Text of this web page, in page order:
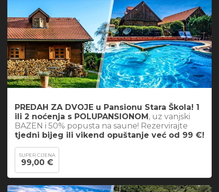
PREDAH ZA DVOJE u Pansionu Stara Škola! 1
ili 2 noćenja s POLUPANSIONOM, uz vanjski
BAZEN i 50% popusta na saune! Rezervirajte
tjedni bijeg ili vikend opuštanje već od 99 €!
SUPER CIJENA
99,00 €